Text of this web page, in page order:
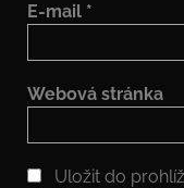
E-mail *
Webová stránka
Uložit do